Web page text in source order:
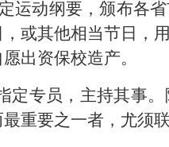
运动纲要，颁布各
或其他相当节日，
出资保校造产。
定专员，主持其事
重要之一者，尤须